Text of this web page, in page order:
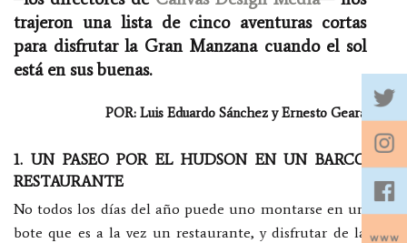
trajeron una lista de cinco aventuras cortas
para disfrutar la Gran Manzana cuando el sol
está en sus buenas.
POR: Luis Eduardo Sánchez y Ernesto Geara
1. UN PASEO POR EL HUDSON EN UN BARCO
RESTAURANTE
No todos los días del año puede uno montarse en un
bote que es a la vez un restaurante, y disfrutar de la